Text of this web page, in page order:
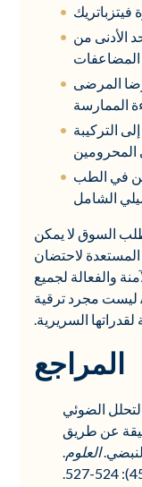
الأدنى من
المضاعفات
المرضى
الممارسة
إلى التركيبة
المحرومين
في الطب
الشامل
طلب السوق لا يمكن
لاحتضان
والفعالة لجميع
أنواع البشرة أن Aerolase Era Elite ليست مجرد ترقية
لقدراتها السريرية.
المراجع
الضوئي
عن طريق
العلوم.